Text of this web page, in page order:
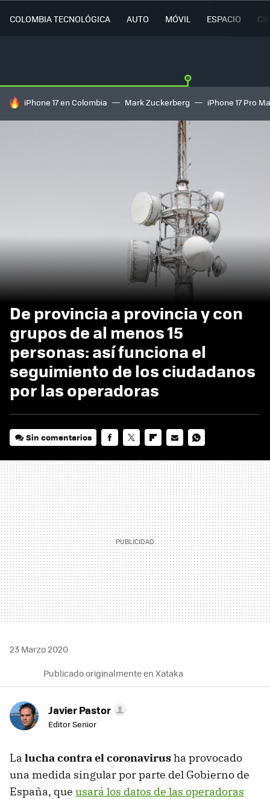
COLOMBIA TECNOLÓGICA AUTO MÓVIL ESPACIO
HOY SE HABLA DE
iPhone 17 en Colombia Mark Zuckerberg iPhone 17 Pro
De provincia a provincia y con
grupos de al menos 15
personas: así funciona el
seguimiento de los ciudadanos
por las operadoras
Sin comentarios
MAIL
23 Marzo 2020
Publicado originalmente en Xataka
Javier Pastor
Editor Senior
La lucha contra el coronavirusha provocado
una medida singular por parte del Gobierno de
España, que usará los datos de las operadoras